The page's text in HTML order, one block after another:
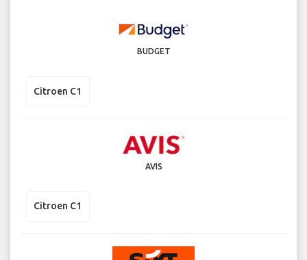
BUDGET
Citroen C1
AVIS
Citroen C1